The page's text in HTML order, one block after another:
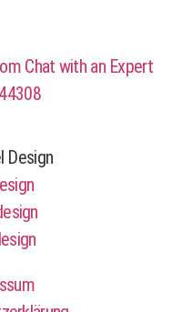
Chat with an Expert
Design